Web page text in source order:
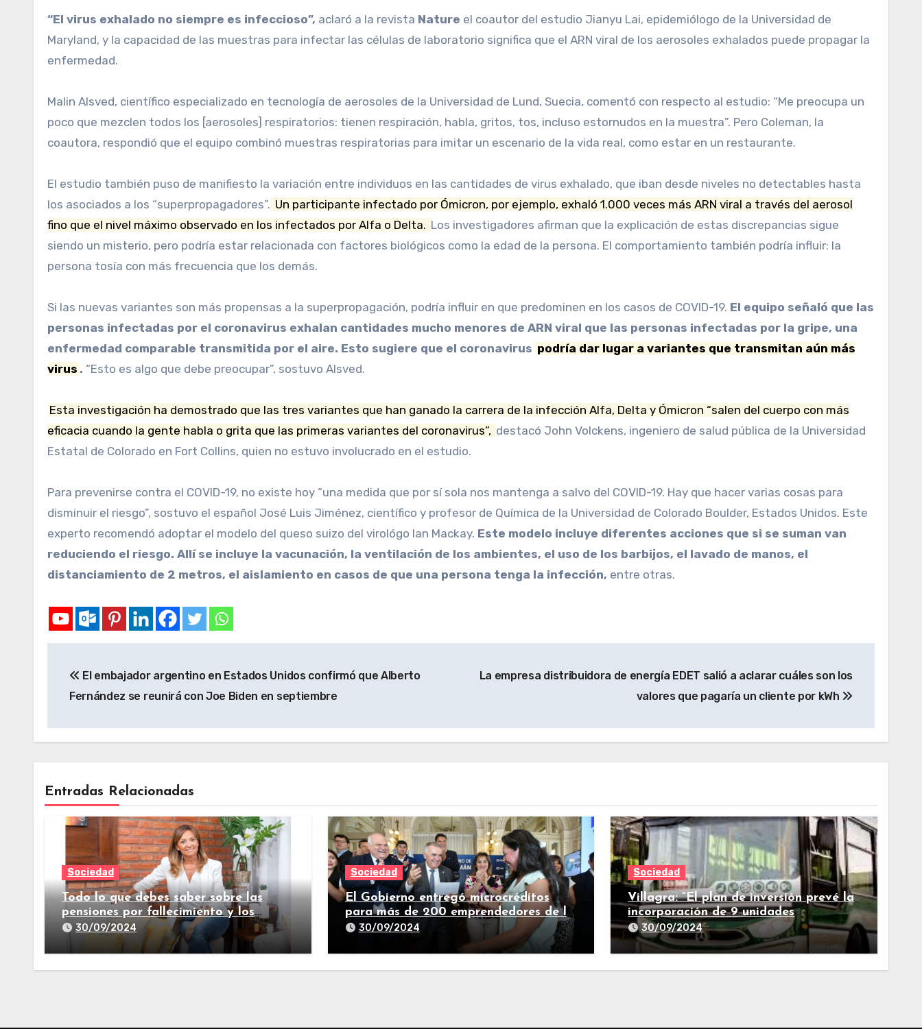
“El virus exhalado no siempre es infeccioso”, aclaró a la revista Nature el coautor del estudio Jianyu Lai, epidemiólogo de la Universidad de
Maryland, y la capacidad de las muestras para infectar las células de laboratorio significa que el ARN viral de los aerosoles exhalados puede propagar la
enfermedad.
Malin Alsved, científico especializado en tecnología de aerosoles de la Universidad de Lund, Suecia, comentó con respecto al estudio: “Me preocupa un
poco que mezclen todos los [aerosoles] respiratorios: tienen respiración, habla, gritos, tos, incluso estornudos en la muestra”. Pero Coleman, la
coautora, respondió que el equipo combinó muestras respiratorias para imitar un escenario de la vida real, como estar en un restaurante.
El estudio también puso de manifiesto la variación entre individuos en las cantidades de virus exhalado, que iban desde niveles no detectables hasta
los asociados a los “superpropagadores”. Un participante infectado por Ómicron, por ejemplo, exhaló 1.000 veces más ARN viral a través del aerosol
fino que el nivel máximo observado en los infectados por Alfa o Delta. Los investigadores afirman que la explicación de estas discrepancias sigue
siendo un misterio, pero podría estar relacionada con factores biológicos como la edad de la persona. El comportamiento también podría influir: la
persona tosía con más frecuencia que los demás.
Si las nuevas variantes son más propensas a la superpropagación, podría influir en que predominen en los casos de COVID-19. El equipo señaló que las
personas infectadas por el coronavirus exhalan cantidades mucho menores de ARN viral que las personas infectadas por la gripe, una
enfermedad comparable transmitida por el aire. Esto sugiere que el coronavirus podría dar lugar a variantes que transmitan aún más
virus . “Esto es algo que debe preocupar”, sostuvo Alsved.
Esta investigación ha demostrado que las tres variantes que han ganado la carrera de la infección Alfa, Delta y Ómicron “salen del cuerpo con más
eficacia cuando la gente habla o grita que las primeras variantes del coronavirus”, destacó John Volckens, ingeniero de salud pública de la Universidad
Estatal de Colorado en Fort Collins, quien no estuvo involucrado en el estudio.
Para prevenirse contra el COVID-19, no existe hoy “una medida que por sí sola nos mantenga a salvo del COVID-19. Hay que hacer varias cosas para
disminuir el riesgo”, sostuvo el español José Luis Jiménez, científico y profesor de Química de la Universidad de Colorado Boulder, Estados Unidos. Este
experto recomendó adoptar el modelo del queso suizo del virológo Ian Mackay. Este modelo incluye diferentes acciones que si se suman van
reduciendo el riesgo. Allí se incluye la vacunación, la ventilación de los ambientes, el uso de los barbijos, el lavado de manos, el
distanciamiento de 2 metros, el aislamiento en casos de que una persona tenga la infección, entre otras.
El embajador argentino en Estados Unidos confirmó que Alberto
Fernández se reunirá con Joe Biden en septiembre
La empresa distribuidora de energía EDET salió a aclarar cuáles son los
valores que pagaría un cliente por kWh
Entradas Relacionadas
Sociedad
Todo lo que debes saber sobre las
pensiones por fallecimiento y los
seguros de vida
30/09/2024
Sociedad
El Gobierno entregó microcréditos
para más de 200 emprendedores de la
provincia
30/09/2024
Sociedad
Villagra: “El plan de inversión prevé la
incorporación de 9 unidades
adicionales para 2025″
30/09/2024